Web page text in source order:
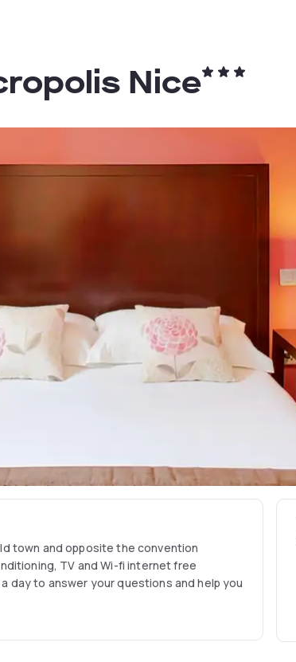
Nice
town and opposite the convention
TV and Wi-fi internet free
day to answer your questions and help you